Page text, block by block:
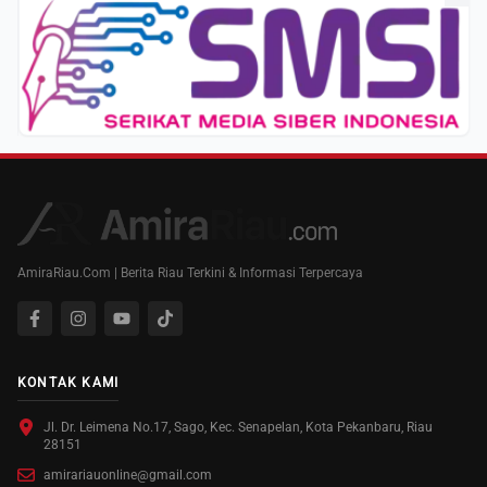
AmiraRiau.Com | Berita Riau Terkini & Informasi Terpercaya
KONTAK KAMI
Jl. Dr. Leimena No.17, Sago, Kec. Senapelan, Kota Pekanbaru, Riau
28151
amirariauonline@gmail.com